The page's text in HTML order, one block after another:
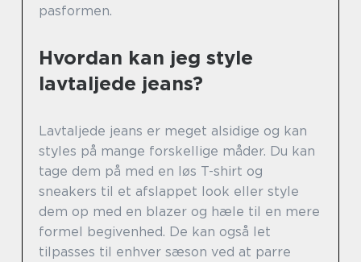
pasformen.
Hvordan kan jeg style
lavtaljede jeans?
Lavtaljede jeans er meget alsidige og kan
styles på mange forskellige måder. Du kan
tage dem på med en løs T-shirt og
sneakers til et afslappet look eller style
dem op med en blazer og hæle til en mere
formel begivenhed. De kan også let
tilpasses til enhver sæson ved at parre